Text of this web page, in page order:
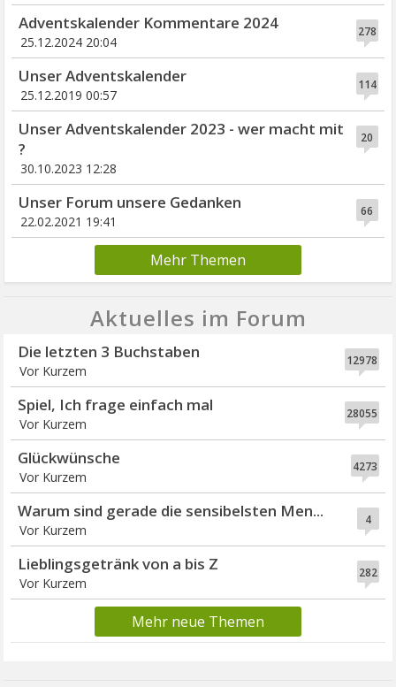
278
Adventskalender Kommentare 2024
25.12.2024 20:04
114
Unser Adventskalender
25.12.2019 00:57
20
Unser Adventskalender 2023 - wer macht mit
?
30.10.2023 12:28
66
Unser Forum unsere Gedanken
22.02.2021 19:41
Mehr Themen
Aktuelles im Forum
12978
Die letzten 3 Buchstaben
Vor Kurzem
28055
Spiel, Ich frage einfach mal
Vor Kurzem
4273
Glückwünsche
Vor Kurzem
4
Warum sind gerade die sensibelsten Men...
Vor Kurzem
282
Lieblingsgetränk von a bis Z
Vor Kurzem
Mehr neue Themen